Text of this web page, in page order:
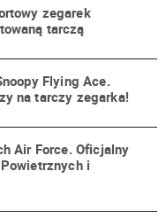
zegarek
tarczą
Flying Ace.
na tarczy zegarka!
Air Force. Oficjalny
i